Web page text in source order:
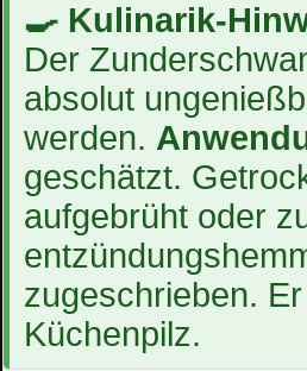
🍳 Kulinarik-
Der
absolut
werden.
geschätzt.
aufgebrüht oder
zugeschrieben.
Küchenpilz.